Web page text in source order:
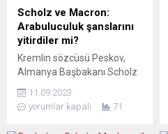
sitesine de sahip olduğu için,
en etkili “haber ve analiz
grubu”… Cumartesi günü...
Scholz ve Macron:
Arabuluculuk şanslarını
yitirdiler mi?
Kremlin sözcüsü Peskov,
Almanya Başbakanı Scholz
Macron’un bağımsızlıklarını
yitirdiğini ve arabuluculuk
11.09.2023
yorumlar kapalı
71